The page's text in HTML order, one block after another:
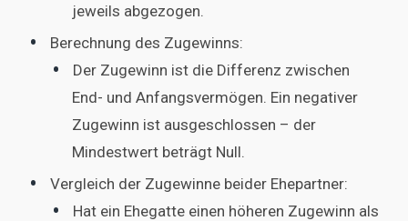
jeweils abgezogen.
Berechnung des Zugewinns:
Der Zugewinn ist die Differenz zwischen
End- und Anfangsvermögen. Ein negativer
Zugewinn ist ausgeschlossen – der
Mindestwert beträgt Null.
Vergleich der Zugewinne beider Ehepartner:
Hat ein Ehegatte einen höheren Zugewinn als